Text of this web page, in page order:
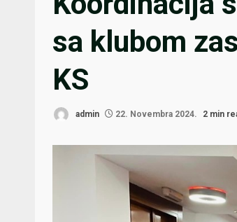
sa klubom
KS
admin 22. Novembra 2024. 2 min